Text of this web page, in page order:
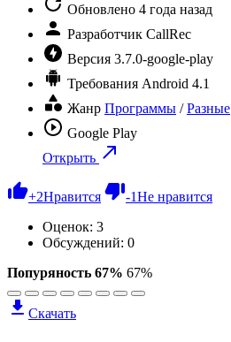
Обновлено 4 года назад
Разработчик CallRec
Версия 3.7.0-google-play
Требования Android 4.1
Жанр Программы /Разные
Google Play
Открыть
+2Нравится -1Не нравится
Оценок: 3
Обсуждений: 0
Попуряность 67% 67%
Скачать